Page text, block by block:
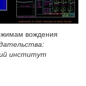
вождения
институт